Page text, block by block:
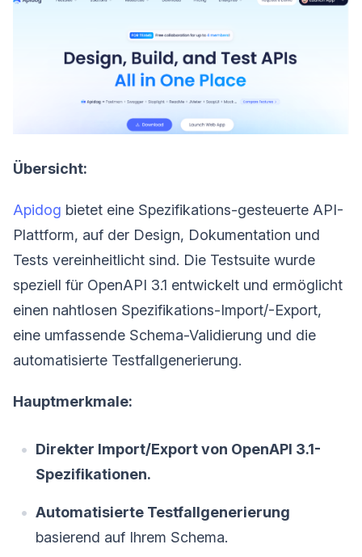
Übersicht:
Apidog bietet eine Spezifikations-gesteuerte API-
Plattform, auf der Design, Dokumentation und
Tests vereinheitlicht sind. Die Testsuite wurde
speziell für OpenAPI 3.1 entwickelt und ermöglicht
einen nahtlosen Spezifikations-Import/-Export,
eine umfassende Schema-Validierung und die
automatisierte Testfallgenerierung.
Hauptmerkmale:
Direkter Import/Export von OpenAPI 3.1-
Spezifikationen.
Automatisierte Testfallgenerierung
basierend auf Ihrem Schema.